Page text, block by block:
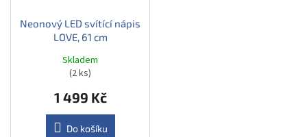
Neonový LED svítící nápis
LOVE, 61 cm
Skladem
(2 ks)
1 499 Kč
Do košíku